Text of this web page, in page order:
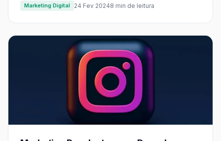
Marketing Digital 24 Fev 20248 min de leitura